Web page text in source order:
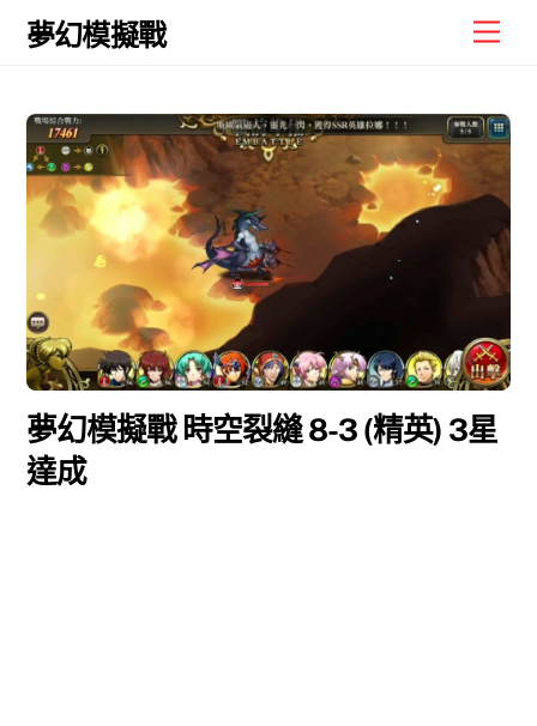
Skip
夢幻模擬戰
夢幻模擬戰 時空裂縫 8-3 (精英) 3星
達成